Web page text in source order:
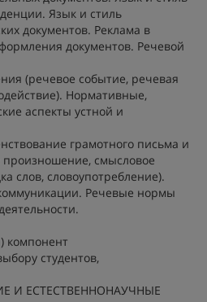
Язык и стиль
документов. Реклама в
документов. Речевой
(речевое событие, речевая
Нормативные,
аспекты устной и
грамотного письма и
произношение, смысловое
слов, словоупотребление).
Речевые нормы
компонент
студентов,
И ЕСТЕСТВЕННОНАУЧНЫЕ